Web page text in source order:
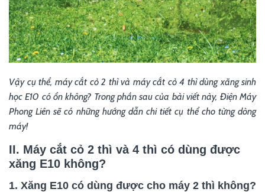
Vậy cụ thể, máy cắt cỏ 2 thì và máy cắt cỏ 4 thì dùng xăng sinh
học E10 có ổn không? Trong phần sau của bài viết này, Điện Máy
Phong Liên sẽ có những hướng dẫn chi tiết cụ thể cho từng dòng
máy!
II. Máy cắt cỏ 2 thì và 4 thì có dùng được
xăng E10 không?
1. Xăng E10 có dùng được cho máy 2 thì không?